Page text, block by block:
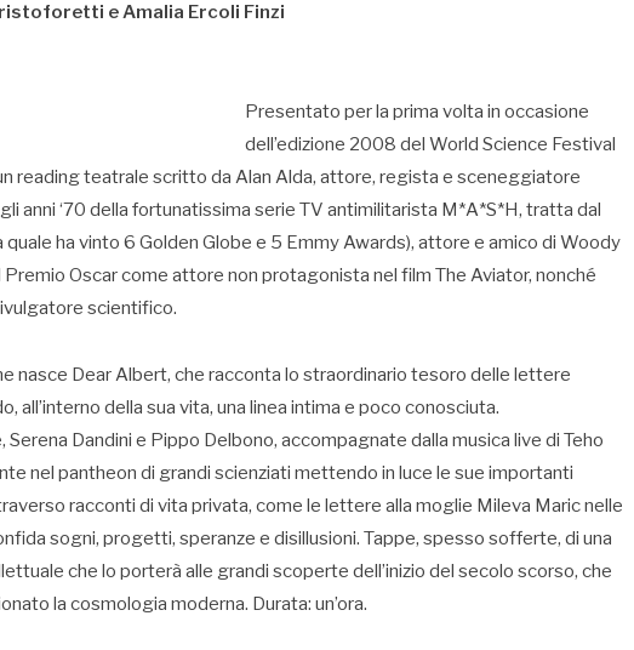
e Amalia Ercoli Finzi
Presentato per la prima volta in occasione
dell’edizione 2008 del World Science Festival
reading teatrale scritto da Alan Alda, attore, regista e sceneggiatore
anni ‘70 della fortunatissima serie TV antimilitarista M*A*S*H, tratta dal
ha vinto 6 Golden Globe e 5 Emmy Awards), attore e amico di Woody
Oscar come attore non protagonista nel film The Aviator, nonché
scientifico.
nasce Dear Albert, che racconta lo straordinario tesoro delle lettere
all’interno della sua vita, una linea intima e poco conosciuta.
Dandini e Pippo Delbono, accompagnate dalla musica live di Teho
nel pantheon di grandi scienziati mettendo in luce le sue importanti
racconti di vita privata, come le lettere alla moglie Mileva Maric nelle
sogni, progetti, speranze e disillusioni. Tappe, spesso sofferte, di una
che lo porterà alle grandi scoperte dell’inizio del secolo scorso, che
la cosmologia moderna. Durata: un’ora.